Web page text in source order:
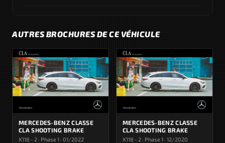
AUTRES BROCHURES DE CE VÉHICULE
MERCEDES-BENZ CLASSE
CLA SHOOTING BRAKE
X118 - 2 · Phase 1 · 01/2022
MERCEDES-BENZ CLASSE
CLA SHOOTING BRAKE
X118 - 2 · Phase 1 · 12/2020